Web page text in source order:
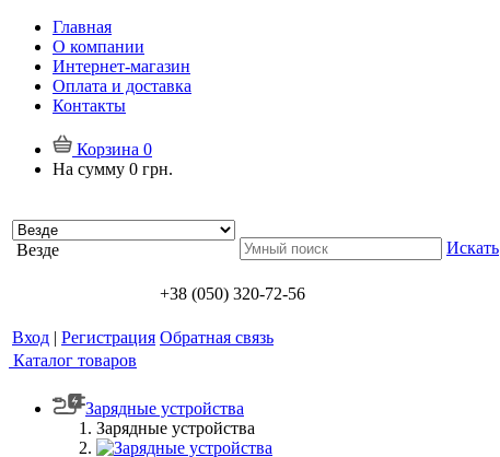
Главная
О компании
Интернет-магазин
Оплата и доставка
Контакты
Корзина 0
На сумму 0 грн.
Везде Искать
+38 (050) 320-72-56
Вход | Регистрация Обратная связь
Каталог товаров
Зарядные устройства
Зарядные устройства